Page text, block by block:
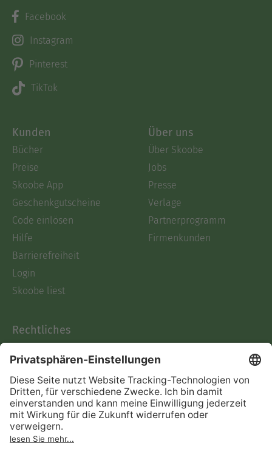
Facebook
Instagram
Pinterest
TikTok
Kunden
Bücher
Preise
Skoobe App
Geschenkgutscheine
Code einlösen
Hilfe
Barrierefreiheit
Login
Skoobe liest
Über uns
Über Skoobe
Jobs
Presse
Verlage
Partnerprogramm
Firmenkunden
Rechtliches
AGB
Informationen nach Data
Act
Verträge hier kündigen
Impressum